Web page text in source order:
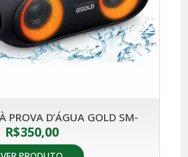
PROVA D’ÁGUA GOLD SM-
R$350,00